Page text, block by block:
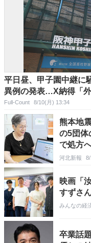
平日昼、甲子園中継
異例の発表…X納得「外
Full-Count 8/10(月) 13:34
熊本地
の5団体
で処方
河北新報
映画「
すずさ
みんなの経
卒業話